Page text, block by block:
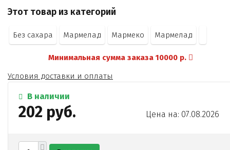
Этот товар из категорий
Без сахара Мармелад Мармеко Мармелад
Минимальная сумма заказа 10000 р.
Условия доставки и оплаты
В наличии
202 руб. Цена на: 07.08.2026